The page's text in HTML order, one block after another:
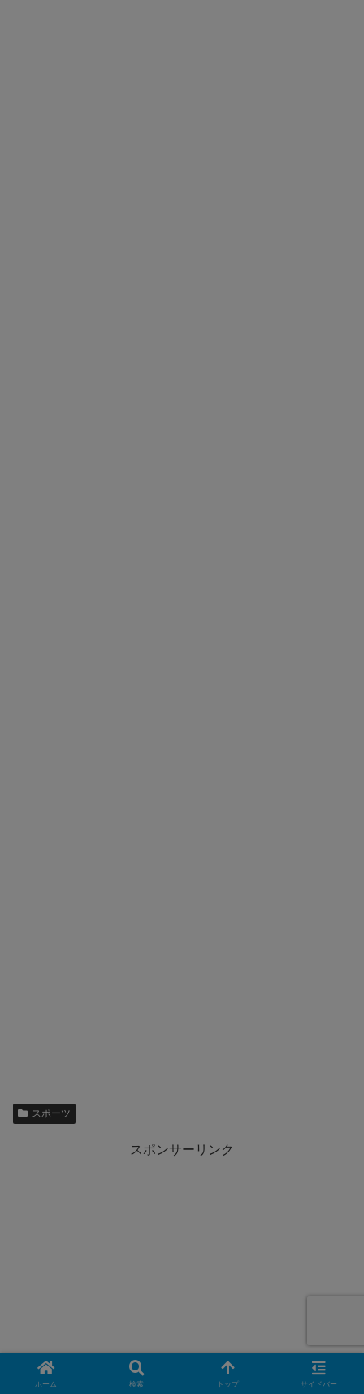
スポーツ
スポンサーリンク
ホーム 検索 トップ サイドバー